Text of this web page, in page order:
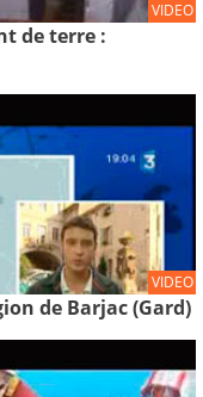
VIDEO
de terre :
VIDEO
de Barjac (Gard)